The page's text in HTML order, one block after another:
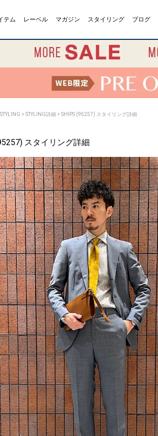
テム レーベル マガジン スタイリング ブログ
> STYLING詳細 > SHIPS (95257) スタイリング詳細
スタイリング詳細